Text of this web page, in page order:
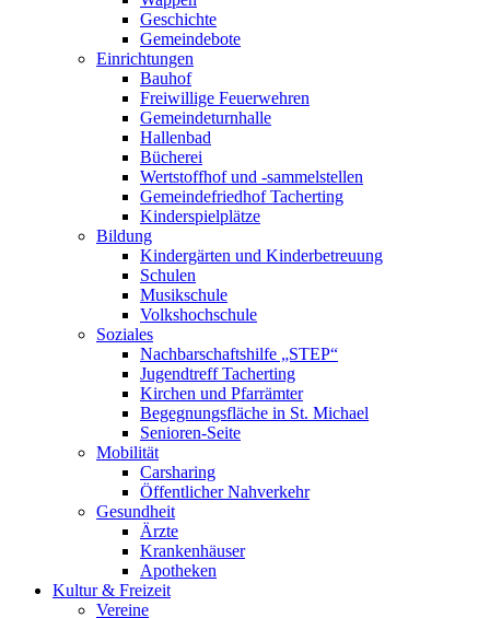
Geschichte
Gemeindebote
Einrichtungen
Bauhof
Freiwillige Feuerwehren
Gemeindeturnhalle
Hallenbad
Bücherei
Wertstoffhof und -sammelstellen
Gemeindefriedhof Tacherting
Kinderspielplätze
Bildung
Kindergärten und Kinderbetreuung
Schulen
Musikschule
Volkshochschule
Soziales
Nachbarschaftshilfe „STEP“
Jugendtreff Tacherting
Kirchen und Pfarrämter
Begegnungsfläche in St. Michael
Senioren-Seite
Mobilität
Carsharing
Öffentlicher Nahverkehr
Gesundheit
Ärzte
Krankenhäuser
Apotheken
Kultur & Freizeit
Vereine